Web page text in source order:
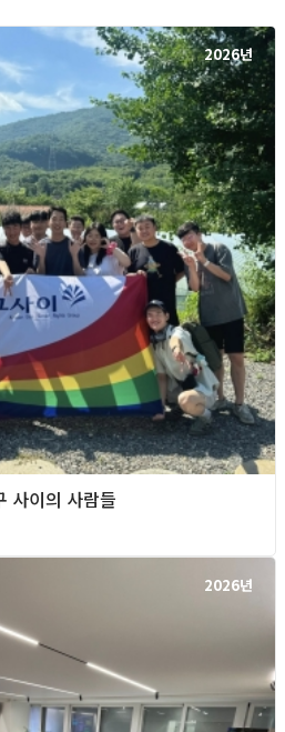
2026년
사이의 사람들
2026년